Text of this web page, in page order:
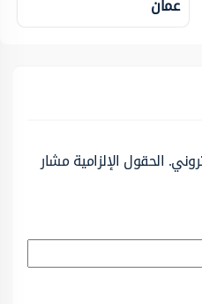
عمان
الحقول الإلزامية مشار